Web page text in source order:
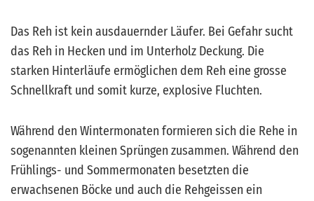
Das Reh ist kein ausdauernder Läufer. Bei Gefahr sucht
das Reh in Hecken und im Unterholz Deckung. Die
starken Hinterläufe ermöglichen dem Reh eine grosse
Schnellkraft und somit kurze, explosive Fluchten.
Während den Wintermonaten formieren sich die Rehe in
sogenannten kleinen Sprüngen zusammen. Während den
Frühlings- und Sommermonaten besetzten die
erwachsenen Böcke und auch die Rehgeissen ein